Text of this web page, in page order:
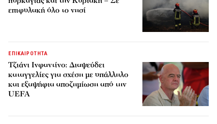
επιφυλακή όλο το νησί
ΕΠΙΚΑΙΡΟΤΗΤΑ
Τζιάνι Ινφαντίνο: Διαψεύδει
καταγγελίες για σχέση με υπάλληλο
και εξαψήφια αποζημίωση από την
UEFA